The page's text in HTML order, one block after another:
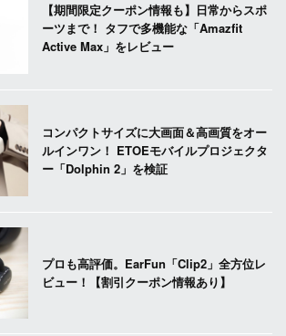
【期間限定クーポン情報も】日常からスポ
ーツまで！ タフで多機能な「Amazfit
Active Max」をレビュー
コンパクトサイズに大画面＆高画質をオー
ルインワン！ ETOEモバイルプロジェクタ
ー「Dolphin 2」を検証
プロも高評価。EarFun「Clip2」全方位レ
ビュー！【割引クーポン情報あり】